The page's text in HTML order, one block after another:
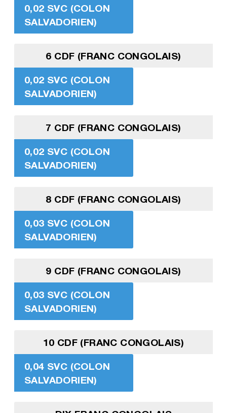
0,02 SVC (COLON
SALVADORIEN)
6 CDF (FRANC CONGOLAIS)
0,02 SVC (COLON
SALVADORIEN)
7 CDF (FRANC CONGOLAIS)
0,02 SVC (COLON
SALVADORIEN)
8 CDF (FRANC CONGOLAIS)
0,03 SVC (COLON
SALVADORIEN)
9 CDF (FRANC CONGOLAIS)
0,03 SVC (COLON
SALVADORIEN)
10 CDF (FRANC CONGOLAIS)
0,04 SVC (COLON
SALVADORIEN)